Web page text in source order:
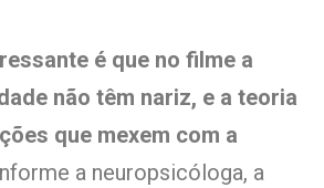
é que no filme a
não têm nariz, e a teoria
que mexem com a
a neuropsicóloga, a